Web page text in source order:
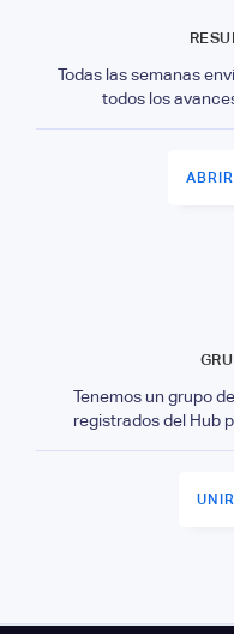
Todas las semanas
todos los
Tenemos un grupo
registrados del Hub